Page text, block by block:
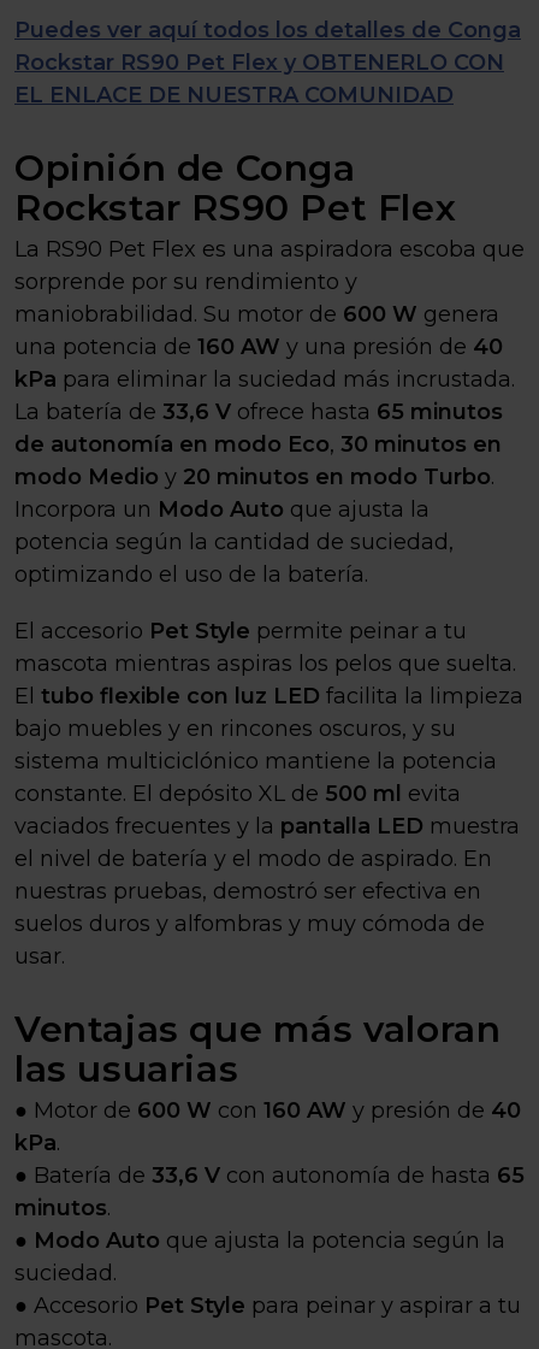
Puedes ver aquí todos los detalles de Conga
Rockstar RS90 Pet Flex y OBTENERLO CON
EL ENLACE DE NUESTRA COMUNIDAD
Opinión de Conga
Rockstar RS90 Pet Flex
La RS90 Pet Flex es una aspiradora escoba que
sorprende por su rendimiento y
maniobrabilidad. Su motor de 600 W genera
una potencia de 160 AW y una presión de 40
kPa para eliminar la suciedad más incrustada.
La batería de 33,6 V ofrece hasta 65 minutos
de autonomía en modo Eco, 30 minutos en
modo Medio y 20 minutos en modo Turbo.
Incorpora un Modo Auto que ajusta la
potencia según la cantidad de suciedad,
optimizando el uso de la batería.
El accesorio Pet Style permite peinar a tu
mascota mientras aspiras los pelos que suelta.
El tubo flexible con luz LED facilita la limpieza
bajo muebles y en rincones oscuros, y su
sistema multiciclónico mantiene la potencia
constante. El depósito XL de 500 ml evita
vaciados frecuentes y la pantalla LED muestra
el nivel de batería y el modo de aspirado. En
nuestras pruebas, demostró ser efectiva en
suelos duros y alfombras y muy cómoda de
usar.
Ventajas que más valoran
las usuarias
● Motor de 600 W con 160 AW y presión de 40
kPa.
● Batería de 33,6 V con autonomía de hasta 65
minutos.
● Modo Auto que ajusta la potencia según la
suciedad.
● Accesorio Pet Style para peinar y aspirar a tu
mascota.